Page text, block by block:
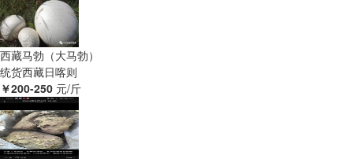
西藏马勃（大马勃）
统货西藏日喀则
￥200-250 元/斤